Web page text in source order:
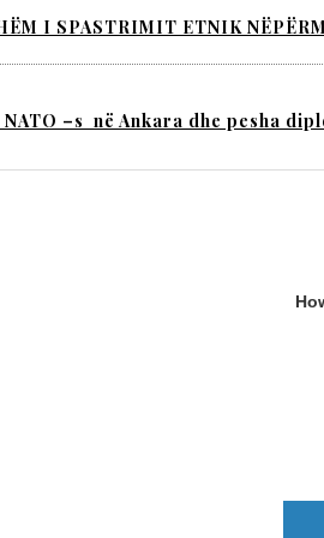
I SPASTRIMIT ETNIK
–s në Ankara dhe pesha